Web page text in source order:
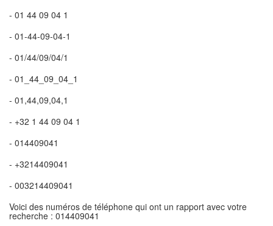
- 01 44 09 04 1
- 01-44-09-04-1
- 01/44/09/04/1
- 01_44_09_04_1
- 01,44,09,04,1
- +32 1 44 09 04 1
- 014409041
- +3214409041
- 003214409041
Voici des numéros de téléphone qui ont un rapport avec votre
recherche : 014409041